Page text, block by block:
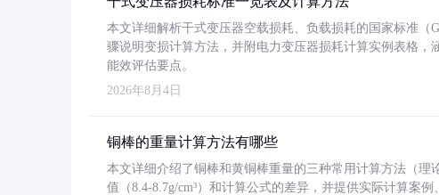
本文详细解析干式变压器空载损耗、负载损耗的国家标准（
骤说明变损计算方法，并附电力变压器损耗计算实例表格，
能效评估要点。
2026年8月4日
铜棒的重量计算方法有哪些
本文详细介绍了铜棒和黄铜棒重量的三种常用计算方法（
值（8.4-8.7g/cm³）和计算公式的差异，并提供实际计算案